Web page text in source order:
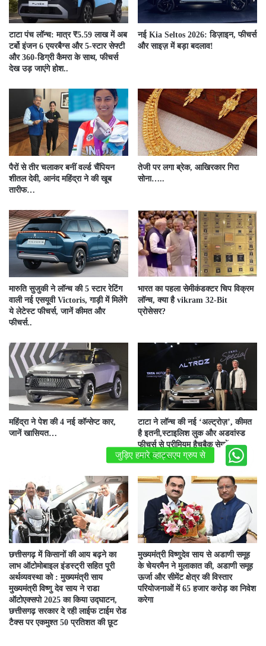
टाटा पंच लॉन्च: मात्र ₹5.59 लाख में अब
टर्बो इंजन ​6 एयरबैग्स और 5-स्टार सेफ्टी
और 360-डिग्री कैमरा के साथ, फीचर्स
देख उड़ जाएंगे होश..
नई Kia Seltos 2026: डिज़ाइन, फीचर्स
और साइज़ में बड़ा बदलाव!
पैरों से तीर चलाकर बनीं वर्ल्ड चैंपियन
शीतल देवी, आनंद महिंद्रा ने की खूब
तारीफ…
तेजी पर लगा ब्रेक, आखिरकार गिरा
सोना…..
मारुति सुजुकी ने लॉन्च की 5 स्टार रेटिंग
वाली नई एसयूवी Victoris, गाड़ी में मिलेंगे
ये लेटेस्ट फीचर्स, जानें कीमत और
फीचर्स..
भारत का पहला सेमीकंडक्टर चिप विक्रम
लॉन्च, क्या है vikram 32-Bit
प्रोसेसर?
महिंद्रा ने पेश की 4 नई कॉन्सेप्ट कार,
जानें खासियत…
टाटा ने लॉन्च की नई ‘अल्ट्रोज़’, कीमत
है इतनी,स्टाइलिश लुक और अडवांस्ड
फीचर्स से प्रीमियम हैचबैक सेगमेंट में
मचाएगी कहर..
छत्तीसगढ़ में किसानों की आय बढ़ने का
लाभ ऑटोमोबाइल इंडस्ट्री सहित पूरी
अर्थव्यवस्था को : मुख्यमंत्री साय
मुख्यमंत्री विष्णु देव साय ने राडा
ऑटोएक्सपो 2025 का किया उद्घाटन,
छत्तीसगढ़ सरकार दे रही लाईफ टाईम रोड
टैक्स पर एकमुश्त 50 प्रतिशत की छूट
मुख्यमंत्री विष्णुदेव साय से अडाणी समूह
के चेयरमैन ने मुलाकात की, अडाणी समूह
ऊर्जा और सीमेंट क्षेत्र की विस्तार
परियोजनाओं में 65 हजार करोड़ का निवेश
करेगा